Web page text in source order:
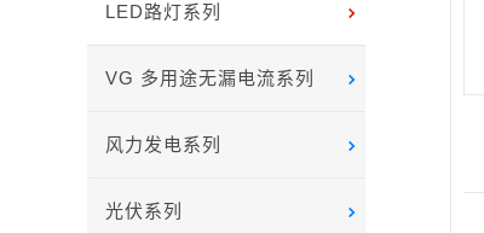
LED路灯系列
VG 多用途无漏电流系列
风力发电系列
光伏系列